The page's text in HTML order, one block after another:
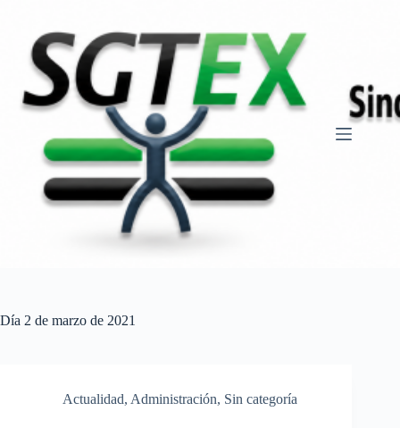
contenido
Día 2 de marzo de 2021
Actualidad, Administración, Sin categoría